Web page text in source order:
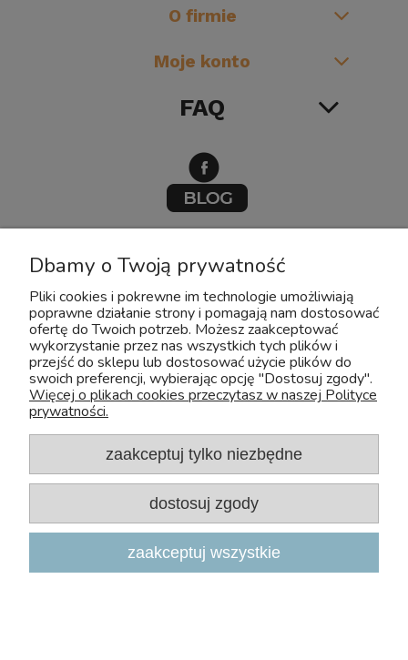
O firmie
Moje konto
FAQ
Copyright 2026, Zoo-Aquos
Projekt i wdrożenie: INTLE| Sklep internetowy Shoper.pl
Wojewódzki Inspektorat Weterynarii z/s w Siedlcach
Adres: Kazimierzowska 29 08-110 Siedlce
Dbamy o Twoją prywatność
Pliki cookies i pokrewne im technologie umożliwiają
poprawne działanie strony i pomagają nam dostosować
ofertę do Twoich potrzeb. Możesz zaakceptować
wykorzystanie przez nas wszystkich tych plików i
przejść do sklepu lub dostosować użycie plików do
swoich preferencji, wybierając opcję "Dostosuj zgody".
Więcej o plikach cookies przeczytasz w naszej Polityce
prywatności.
zaakceptuj tylko niezbędne
dostosuj zgody
zaakceptuj wszystkie